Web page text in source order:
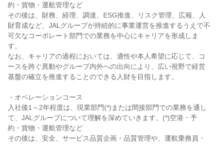
約・貨物・運航管理など
その後は、財務、経理、調達、ESG推進、リスク管理、広報、人
財育成など、JALグループが持続的に事業運営を推進するうえで不
可欠なコーポレート部門での業務を中心にキャリアを形成しま
す。
なお、キャリアの過程においては、適性や本人希望に応じて、コ
ースを跨ぐ異動やグループ内外への出向により、広い視野で経営
基盤の確立を推進することのできる人財を目指します。
・オペレーションコース
入社後1～2年程度は、現業部門(*)または間接部門での業務を通し
て、JALグループについて理解を深めていきます。(*)空港・予
約・貨物・運航管理など
その後は、安全、サービス品質企画・品質管理や、運航乗務員・